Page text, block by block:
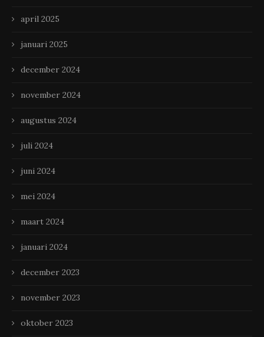
april 2025
januari 2025
december 2024
november 2024
augustus 2024
juli 2024
juni 2024
mei 2024
maart 2024
januari 2024
december 2023
november 2023
oktober 2023